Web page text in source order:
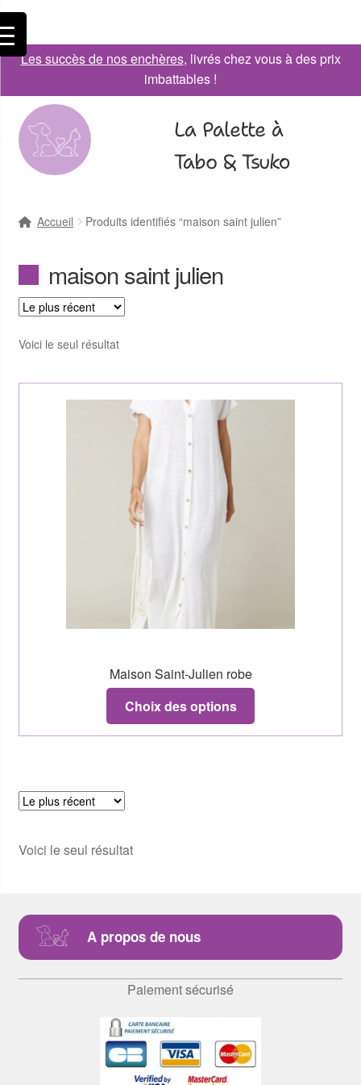
Les succès de nos enchères, livrés chez vous à des prix
imbattables !
La Palette à
Tabo & Tsuko
Accueil Produits identifiés “maison saint julien”
maison saint julien
Voici le seul résultat
Maison Saint-Julien robe
Choix des options
Voici le seul résultat
A propos de nous
Paiement sécurisé